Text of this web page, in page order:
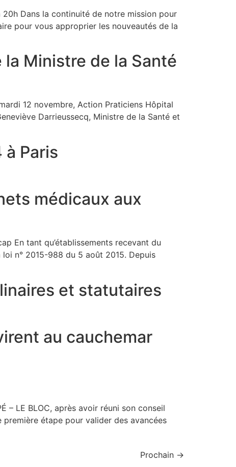
Dans la continuité de notre mission pour
pour vous approprier les nouveautés de la
Ministre de la Santé
12 novembre, Action Praticiens Hôpital
Darrieussecq, Ministre de la Santé et
Paris
médicaux aux
En tant qu’établissements recevant du
n° 2015-988 du 5 août 2015. Depuis
et statutaires
au cauchemar
– LE BLOC, après avoir réuni son conseil
première étape pour valider des avancées
Prochain →